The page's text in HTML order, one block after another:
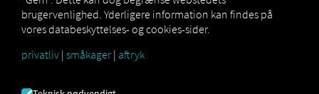
Hvad er stelnummeret (VIN)?
Betydning, brug og struktur
Et køretøjsidentifikationsnummer – eller forkortet VIN –
brugervenlighed. Yderligere information kan findes på
vores databeskyttelses- og cookies-sider.
privatliv | småkager | aftryk